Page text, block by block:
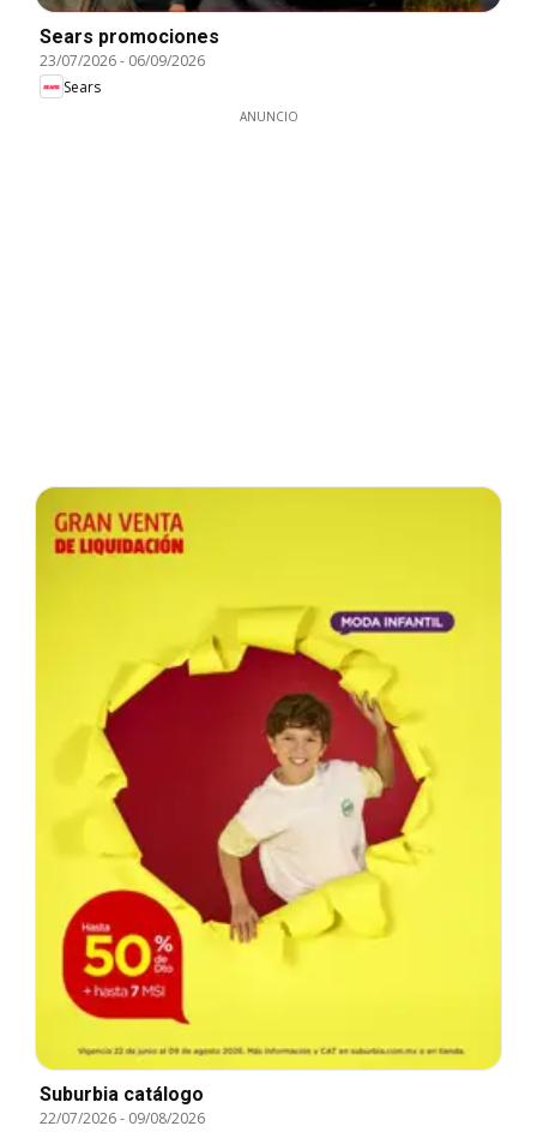
Sears promociones
23/07/2026- 06/09/2026
Sears
ANUNCIO
Suburbia catálogo
22/07/2026- 09/08/2026